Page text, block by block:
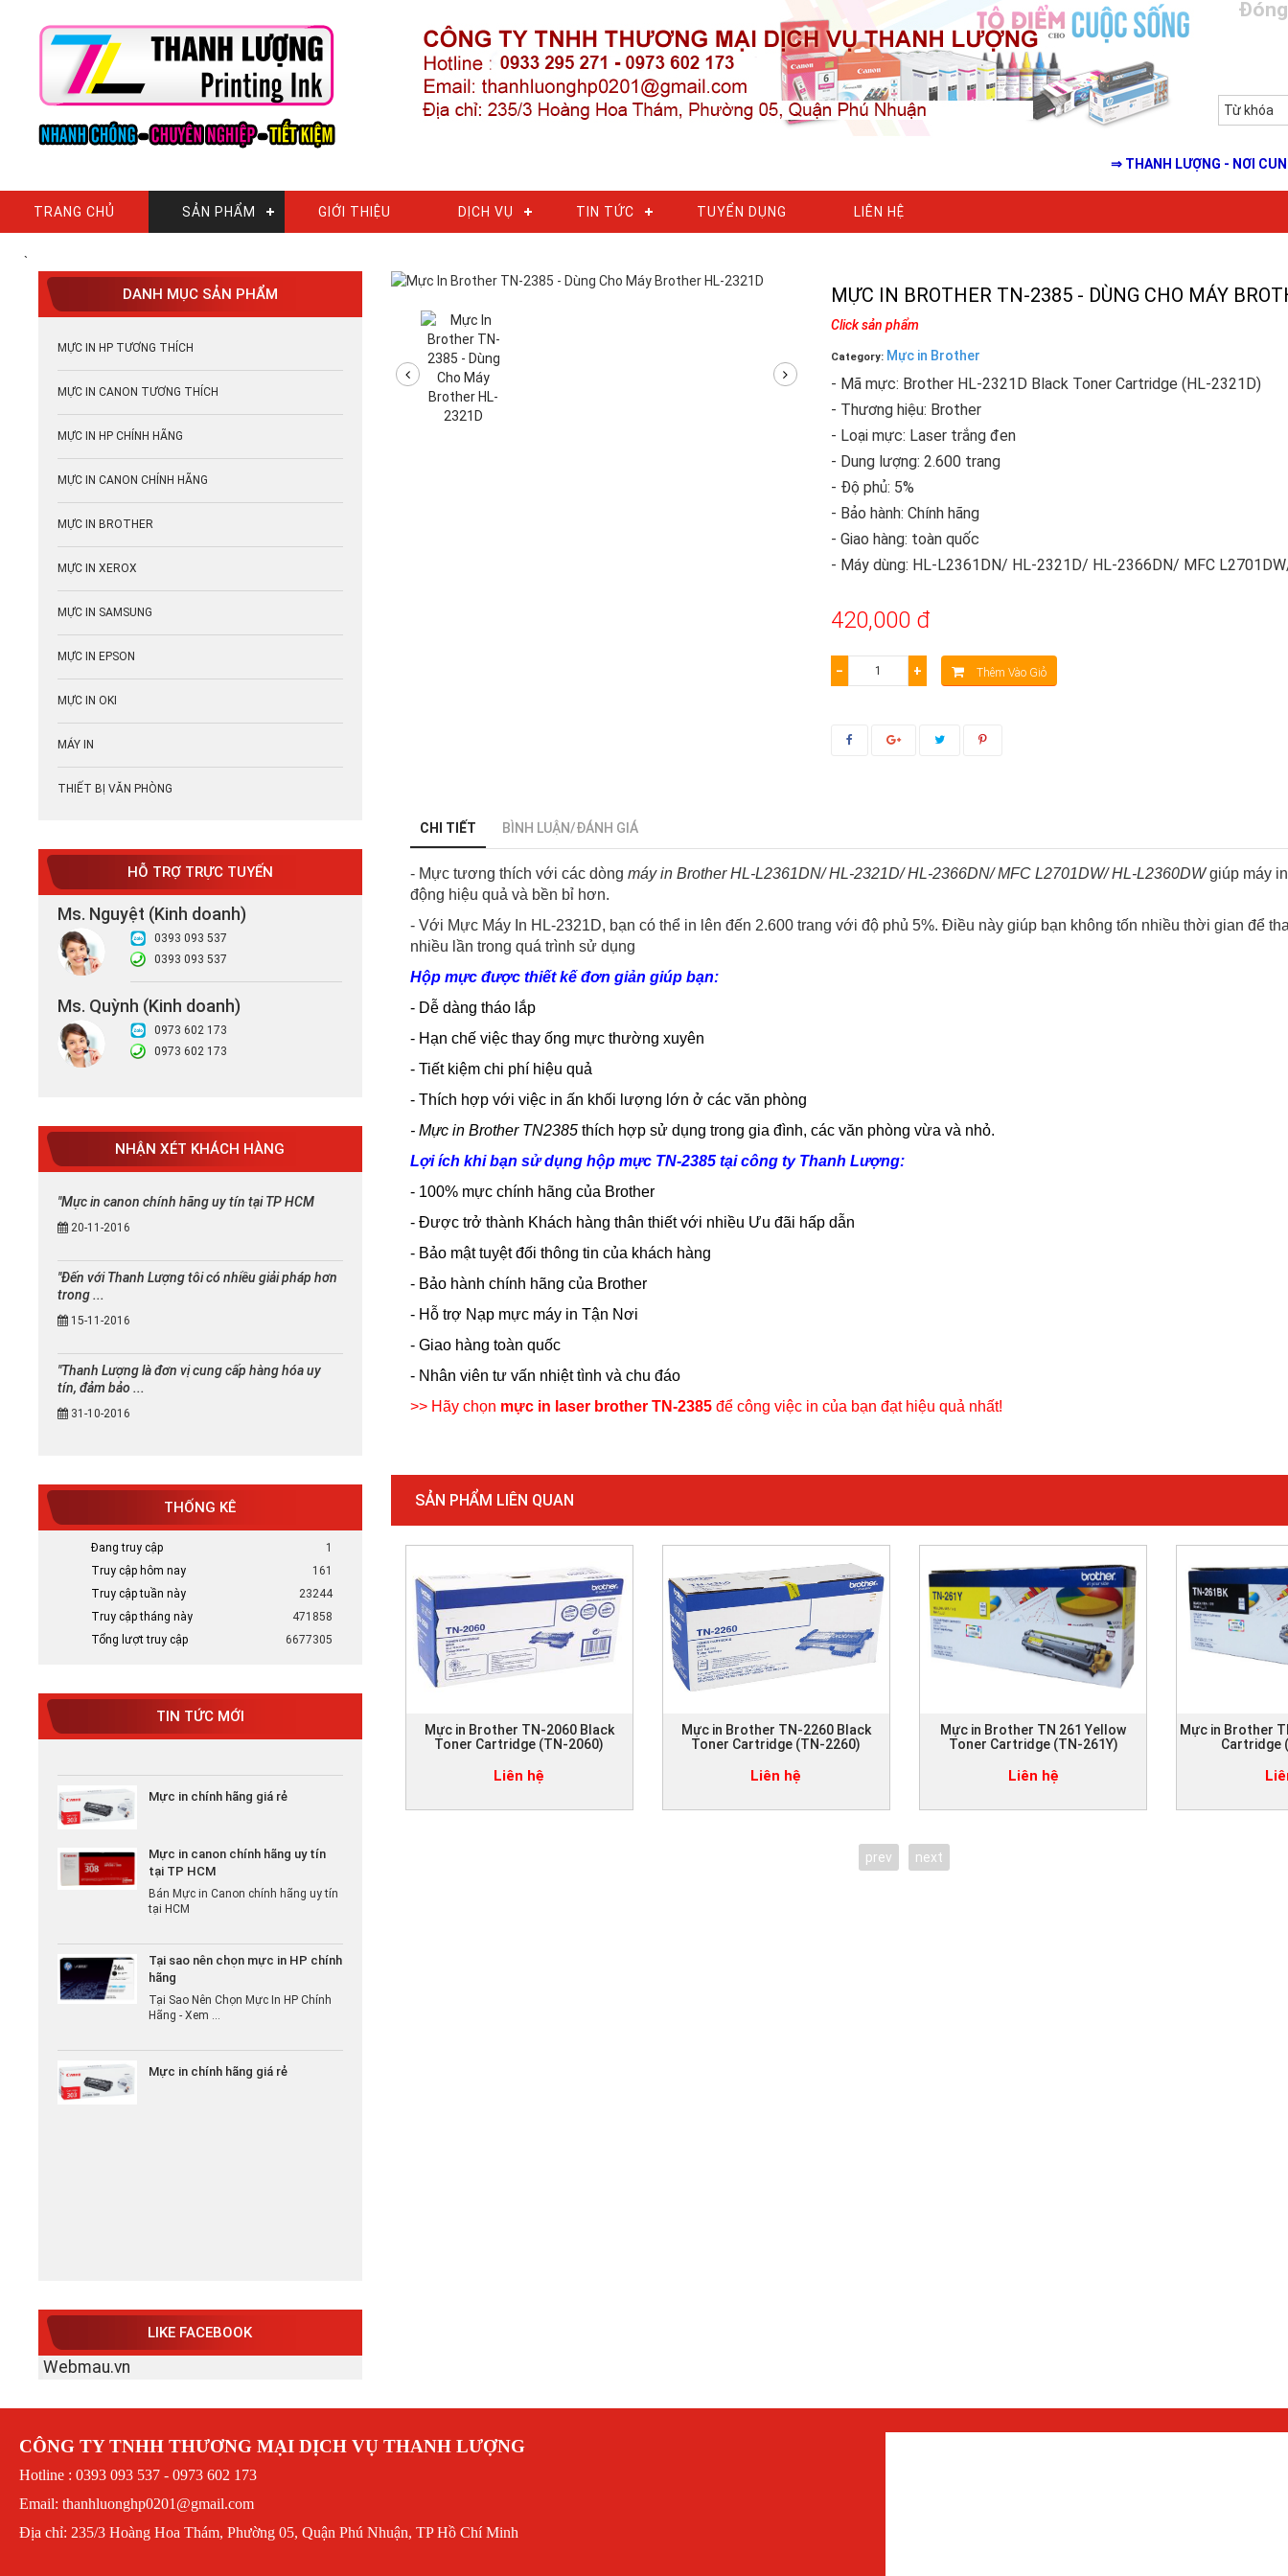
Đóng
⇒ THANH LƯỢNG - NƠI CUNG
TRANG CHỦ SẢN PHẨM GIỚI THIỆU DỊCH VỤ TIN TỨC TUYỂN DỤNG LIÊN HỆ
`
DANH MỤC SẢN PHẨM
MỰC IN HP TƯƠNG THÍCH
MỰC IN CANON TƯƠNG THÍCH
MỰC IN HP CHÍNH HÃNG
MỰC IN CANON CHÍNH HÃNG
MỰC IN BROTHER
MỰC IN XEROX
MỰC IN SAMSUNG
MỰC IN EPSON
MỰC IN OKI
MÁY IN
THIẾT BỊ VĂN PHÒNG
HỖ TRỢ TRỰC TUYẾN
Ms. Nguyệt (Kinh doanh)
0393 093 537
0393 093 537
Ms. Quỳnh (Kinh doanh)
0973 602 173
0973 602 173
NHẬN XÉT KHÁCH HÀNG
"Mực in canon chính hãng uy tín tại TP HCM
20-11-2016
"Đến với Thanh Lượng tôi có nhiều giải pháp hơn
trong ...
15-11-2016
"Thanh Lượng là đơn vị cung cấp hàng hóa uy
tín, đảm bảo ...
31-10-2016
THỐNG KÊ
Đang truy cập
1
Truy cập hôm nay
161
Truy cập tuần này
23244
Truy cập tháng này
471858
Tổng lượt truy cập
6677305
TIN TỨC MỚI
Mực in canon chính hãng uy tín
tại TP HCM
Bán Mực in Canon chính hãng uy tín
tại HCM
Tại Sao Nên Chọn Mực In HP Chính
Hãng - Xem ...
Mực in chính hãng giá rẻ
tại TP HCM
Bán Mực in Canon chính hãng uy tín
tại HCM
Tại sao nên chọn mực in HP chính
hãng
Tại Sao Nên Chọn Mực In HP Chính
Hãng - Xem ...
Mực in chính hãng giá rẻ
LIKE FACEBOOK
Webmau.vn
MỰC IN BROTHER TN-2385 - DÙNG CHO MÁY
Click sản phẩm
Category: Mực in Brother
- Mã mực: Brother HL-2321D Black Toner Cartridge (HL-2321D)
- Thương hiệu: Brother
- Loại mực: Laser trắng đen
- Dung lượng: 2.600 trang
- Độ phủ: 5%
- Bảo hành: Chính hãng
- Giao hàng: toàn quốc
- Máy dùng: HL-L2361DN/ HL-2321D/ HL-2366DN/ MFC
420,000 đ
− + Thêm Vào Giỏ
CHI TIẾT BÌNH LUẬN/ĐÁNH GIÁ
- Mực tương thích với các dòng máy in Brother HL-L2361DN/ HL-2321D/ HL-2366DN/ MFC L2701DW/ HL-L2360DWgiúp máy
động hiệu quả và bền bỉ hơn.
- Với Mực Máy In HL-2321D, bạn có thể in lên đến 2.600 trang với độ phủ 5%. Điều này giúp bạn không tốn nhiều thời gian để
nhiều lần trong quá trình sử dụng
Hộp mực được thiết kế đơn giản giúp bạn:
- Dễ dàng tháo lắp
- Hạn chế việc thay ống mực thường xuyên
- Tiết kiệm chi phí hiệu quả
- Thích hợp với việc in ấn khối lượng lớn ở các văn phòng
- Mực in Brother TN2385thích hợp sử dụng trong gia đình, các văn phòng vừa và nhỏ.
Lợi ích khi bạn sử dụng hộp mực TN-2385 tại công ty Thanh Lượng:
- 100% mực chính hãng của Brother
- Được trở thành Khách hàng thân thiết với nhiều Ưu đãi hấp dẫn
- Bảo mật tuyệt đối thông tin của khách hàng
- Bảo hành chính hãng của Brother
- Hỗ trợ Nạp mực máy in Tận Nơi
- Giao hàng toàn quốc
- Nhân viên tư vấn nhiệt tình và chu đáo
>> Hãy chọn mực in laser brother TN-2385để công việc in của bạn đạt hiệu quả nhất!
SẢN PHẨM LIÊN QUAN
Mực in Brother TN-2060 Black
Toner Cartridge (TN-2060)
Liên hệ
Mực in Brother TN-2260 Black
Toner Cartridge (TN-2260)
Liên hệ
Mực in Brother TN 261 Yellow
Toner Cartridge (TN-261Y)
Liên hệ
Mực in Brother
Cartridge
prev next
CÔNG TY TNHH THƯƠNG MẠI DỊCH VỤ THANH LƯỢNG
Hotline : 0393 093 537 - 0973 602 173
Email: thanhluonghp0201@gmail.com
Địa chỉ: 235/3 Hoàng Hoa Thám, Phường 05, Quận Phú Nhuận, TP Hồ Chí Minh